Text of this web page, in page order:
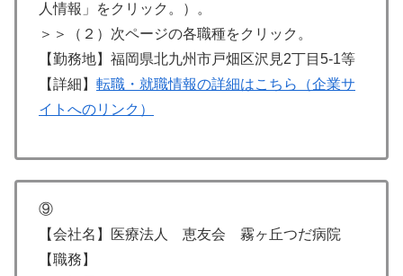
人情報」をクリック。）。
＞＞（２）次ページの各職種をクリック。
【勤務地】福岡県北九州市戸畑区沢見2丁目5-1等
【詳細】 転職・就職情報の詳細はこちら（企業サ
イトへのリンク）
⑨
【会社名】医療法人 恵友会 霧ヶ丘つだ病院
【職務】